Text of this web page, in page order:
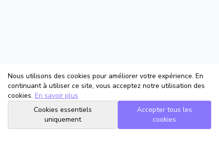
Nous utilisons des cookies pour améliorer votre expérience. En
continuant à utiliser ce site, vous acceptez notre utilisation des
cookies. En savoir plus
Cookies essentiels
uniquement
Accepter tous les
cookies